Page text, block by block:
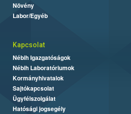
Növény
Labor/Egyéb
Kapcsolat
Nébih Igazgatóságok
Nébih Laboratóriumok
Kormányhivatalok
Sajtókapcsolat
Ügyfélszolgálat
Hatósági jogsegély